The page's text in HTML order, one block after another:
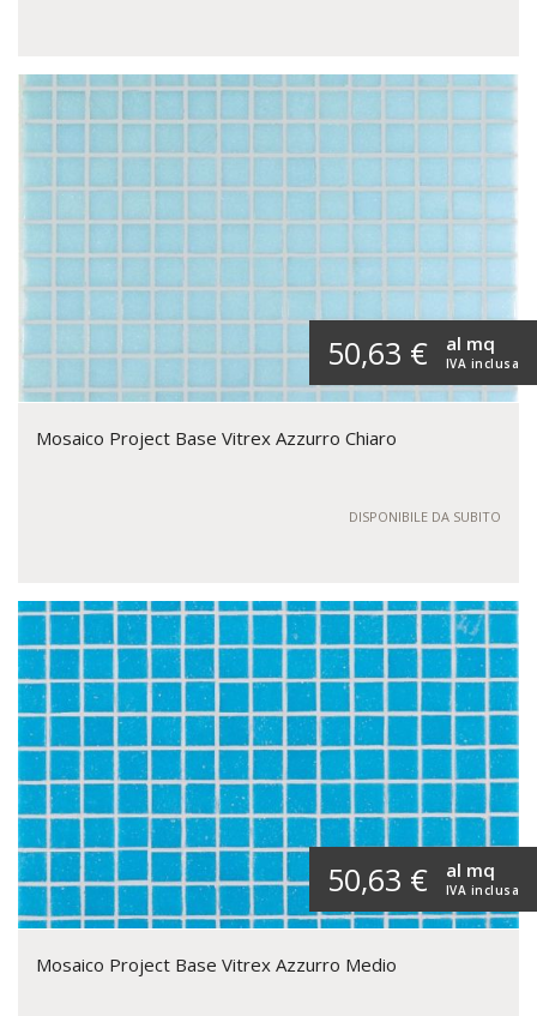
50,63 € IVA inclusa
al mq
Mosaico Project Base Vitrex Azzurro Chiaro
DISPONIBILE DA SUBITO
50,63 € IVA inclusa
al mq
Mosaico Project Base Vitrex Azzurro Medio